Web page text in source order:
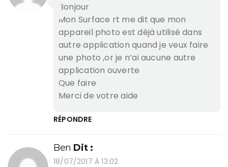
Bonjour
Mon Surface rt me dit que mon
appareil photo est déjà utilisé dans
autre application quand je veux faire
une photo ,or je n’ai aucune autre
application ouverte
Que faire
Merci de votre aide
RÉPONDRE
Ben Dit :
18/07/2017 À 13:02